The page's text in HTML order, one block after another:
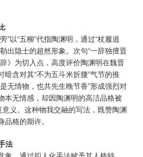
”以“五柳”代指陶渊明，通过“杖履逍
出隐士的超然形象。次句“一辞独擅晋
》为切入点，高度评价陶渊明在魏晋
暗含对其“不为五斗米折腰”气节的推
无情物，也共先生晚节香”形成强烈对
本无情感，却因陶渊明的高洁品格被
意义。这种物我交融的写法，既赞陶渊
格的期许。
法